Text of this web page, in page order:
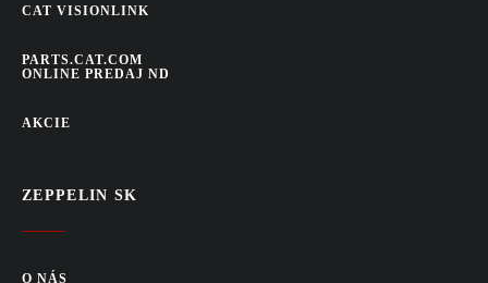
CAT VISIONLINK
PARTS.CAT.COM
ONLINE PREDAJ ND
AKCIE
ZEPPELIN SK
O NÁS